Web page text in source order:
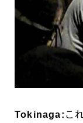
Tokinaga: こ